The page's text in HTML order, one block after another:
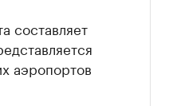
составляет
аэропортов